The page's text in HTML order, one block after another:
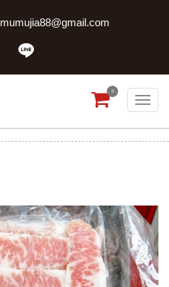
mumujia88@gmail.com
0
伊比利松阪豬切片